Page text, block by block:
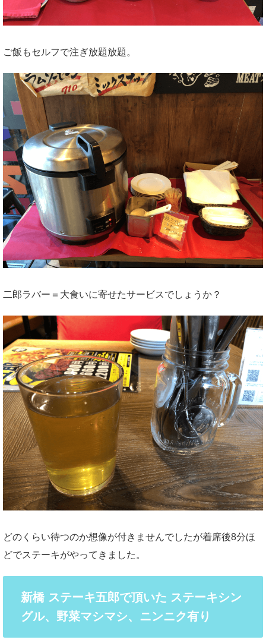
ご飯もセルフで注ぎ放題放題。
二郎ラバー＝大食いに寄せたサービスでしょうか？
どのくらい待つのか想像が付きませんでしたが着席後8分ほ
どでステーキがやってきました。
新橋 ステーキ五郎で頂いた ステーキシン
グル、野菜マシマシ、ニンニク有り